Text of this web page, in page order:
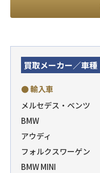
買取メーカー／車種
● 輸入車
メルセデス・ベンツ
BMW
アウディ
フォルクスワーゲン
BMW MINI